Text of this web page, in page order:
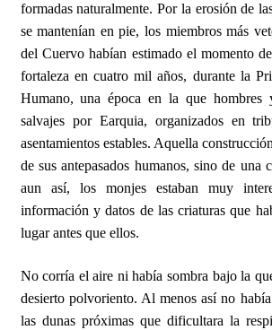
formadas naturalmente. Por la erosión de
se mantenían en pie, los miembros más
del Cuervo habían estimado el momento
fortaleza en cuatro mil años, durante la
Humano, una época en la que hombres
salvajes por Earquia, organizados en
asentamientos estables. Aquella
de sus antepasados humanos, sino de una
aun así, los monjes estaban muy
información y datos de las criaturas que
lugar antes que ellos.
No corría el aire ni había sombra bajo la
desierto polvoriento. Al menos así no
las dunas próximas que dificultara la